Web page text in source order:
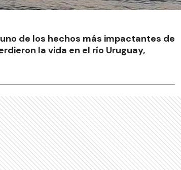
de los hechos más impactantes de
la vida en el río Uruguay,